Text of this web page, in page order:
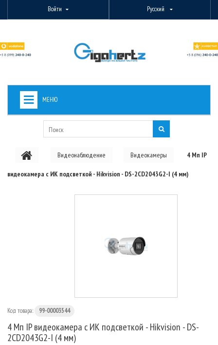
Войти Русский
МЕНЮ
PON ОБОРУДОВАНИЕ
Видеонаблюдение Видеокамеры 4 Мп IP
видеокамера с ИК подсветкой - Hikvision - DS-2CD2043G2-I (4 мм)
Код товара: 99-00003544
4 Мп IP видеокамера с ИК подсветкой - Hikvision - DS-
2CD2043G2-I (4 мм)